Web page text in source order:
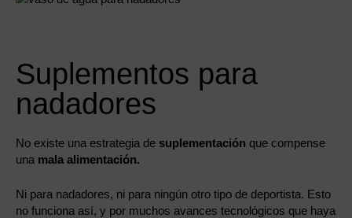
Suplementos para
nadadores
No existe una estrategia de suplementación que compense
una mala alimentación.
Ni para nadadores, ni para ningún otro tipo de deportista. Esto
no funciona así, y por muchos avances tecnológicos que haya